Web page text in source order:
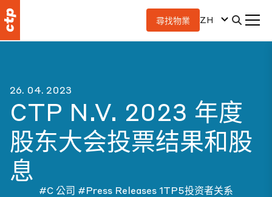
尋找物業 ZH
26. 04. 2023
CTP N.V. 2023 年度
股东大会投票结果和股
息
#C 公司 #Press Releases 1TP5投资者关系